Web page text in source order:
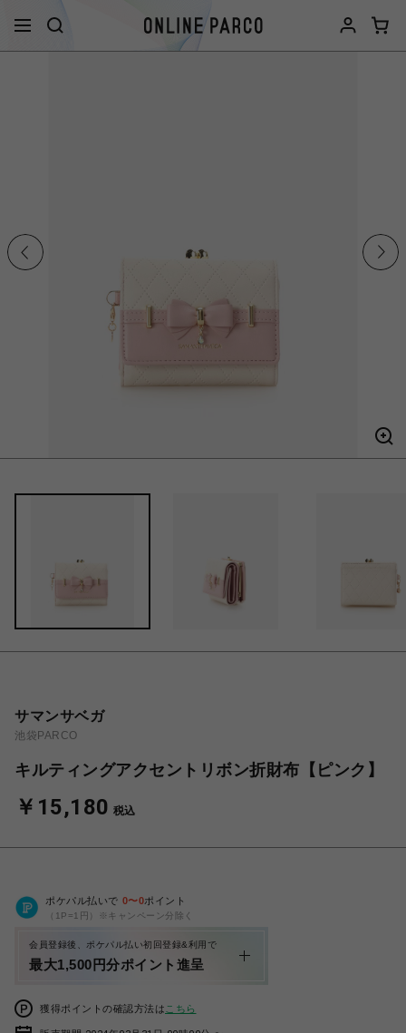
サマンサベガ
池袋PARCO
キルティングアクセントリボン折財布【ピンク】
￥15,180 税込
ポケパル払いで 0〜0ポイント
（1P=1円）※キャンペーン分除く
会員登録後、ポケパル払い初回登録&利用で
最大1,500円分ポイント進呈
獲得ポイントの確認方法は こちら